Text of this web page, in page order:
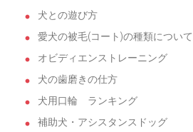
犬との遊び方
愛犬の被毛(コート)の種類について
オビディエンストレーニング
犬の歯磨きの仕方
犬用口輪 ランキング
補助犬・アシスタンスドッグ